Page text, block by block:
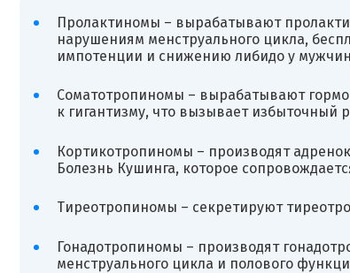
Пролактиномы – вырабатывают
нарушениям менструального цикла,
импотенции и снижению либидо у
Соматотропиномы – вырабатывают
к гигантизму, что вызывает избыточный
Кортикотропиномы – производят
Болезнь Кушинга, которое
Тиреотропиномы – секретируют
Гонадотропиномы – производят
менструального цикла и полового